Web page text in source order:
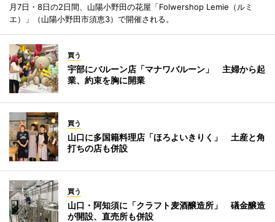
月7日・8日の2日間、山陽小野田の花屋「Folwershop Lemie（ルミ
エ）」（山陽小野田市須恵3）で開催される。
買う
宇部にバルーン店「マナワバルーン」 主婦から起
業、約束を胸に開業
買う
山口に多国籍料理店「ほろよいきりく」 土産と角
打ちの店も併設
買う
山口・阿知須に「クラフト麦酒醸造所」 礒金醸造
が開設、直売所も併設